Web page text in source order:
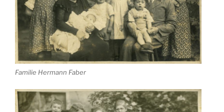
Familie Hermann Faber